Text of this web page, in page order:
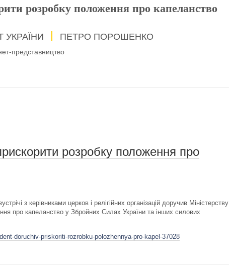
розробку положення про капеланство
УКРАЇНИ ПЕТРО ПОРОШЕНКО
представництво
розробку положення про
з керівниками церков і релігійних організацій доручив Міністерству
про капеланство у Збройних Силах України та інших силових
doruchiv-priskoriti-rozrobku-polozhennya-pro-kapel-37028